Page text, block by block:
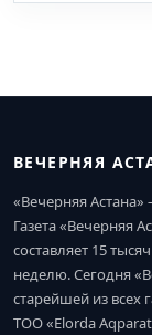
ВЕЧЕРНЯЯ
«Вечерняя
Газета «Вечерняя
составляет 15
неделю. Сегодня
старейшей из всех
ТОО «Elorda